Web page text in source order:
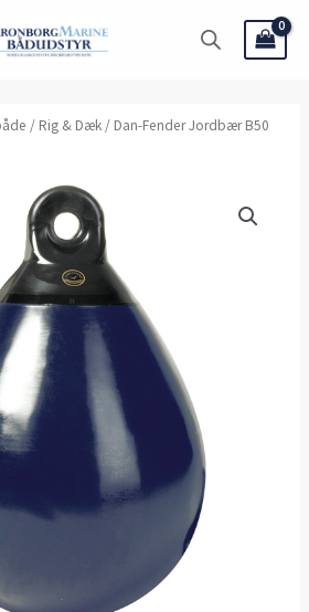
/ Rig & Dæk / Dan-Fender Jordbær B50